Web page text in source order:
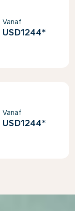
Vanaf
USD1244*
Vanaf
USD1244*